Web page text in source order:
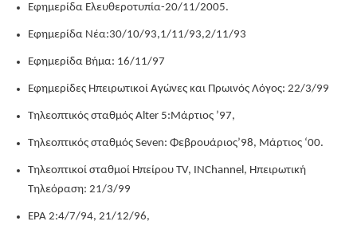
Εφημερίδα Ελευθεροτυπία-20/11/2005.
Εφημερίδα Νέα:30/10/93,1/11/93,2/11/93
Εφημερίδα Βήμα: 16/11/97
Εφημερίδες Ηπειρωτικοί Αγώνες και Πρωινός Λόγος: 22/3/99
Τηλεοπτικός σταθμός Alter 5:Μάρτιος ’97,
Τηλεοπτικός σταθμός Seven: Φεβρουάριος’98, Μάρτιος ‘00.
Τηλεοπτικοί σταθμοί Ηπείρου ΤV, ΙNChannel, Ηπειρωτική
Τηλεόραση: 21/3/99
ΕΡΑ 2:4/7/94, 21/12/96,